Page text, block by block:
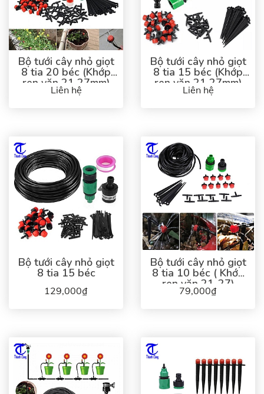
Bộ tưới cây nhỏ giọt
8 tia 20 béc (Khớp
ren vặn 21 27mm)
Liên hệ
Bộ tưới cây nhỏ giọt
8 tia 15 béc (Khớp
ren vặn 21 27mm)
Liên hệ
Bộ tưới cây nhỏ giọt
8 tia 15 béc
129,000₫
Bộ tưới cây nhỏ giọt
8 tia 10 béc ( Khớp
ren vặn 21-27)
79,000₫